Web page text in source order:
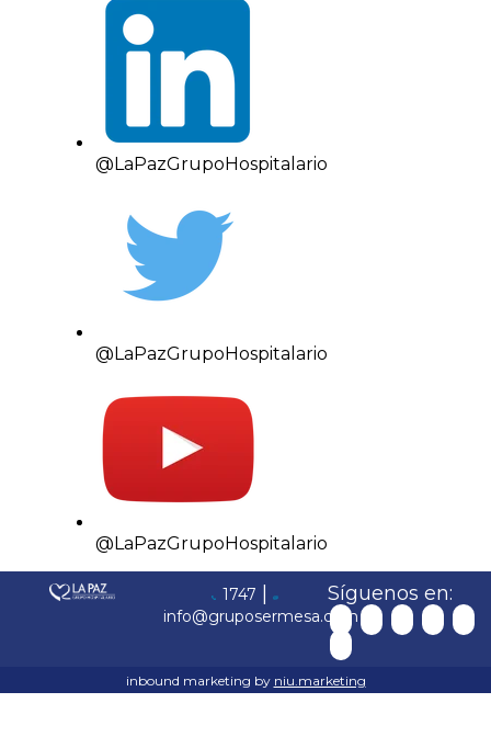
@LaPazGrupoHospitalario
@LaPazGrupoHospitalario
@LaPazGrupoHospitalario
1747
info@gruposermesa.com
Síguenos en:
inbound marketing by niu.marketing